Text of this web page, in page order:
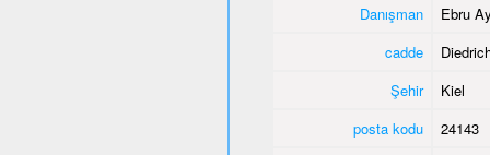
Danışman
Ebru
cadde
Şehir
Kiel
posta kodu
24143